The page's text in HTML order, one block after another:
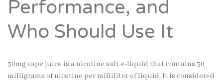
Performance, and
Who Should Use It
30mg vape juice is a nicotine salt e-liquid that contains 30
milligrams of nicotine per milliliter of liquid. It is considered